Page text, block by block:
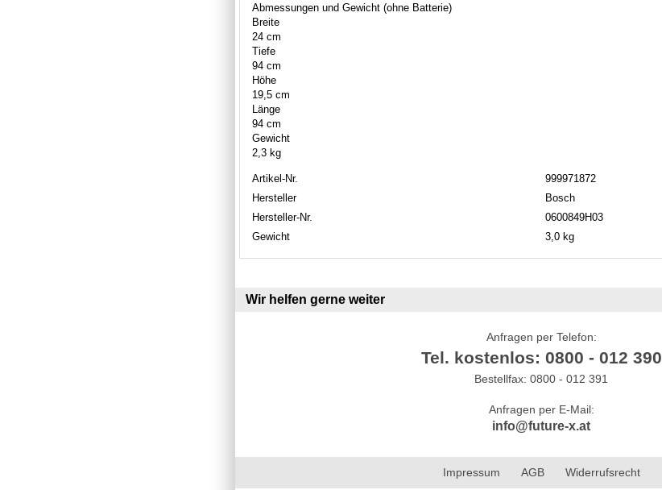
Abmessungen und Gewicht (ohne Batterie)
Breite
24 cm
Tiefe
94 cm
Höhe
19,5 cm
Länge
94 cm
Gewicht
2,3 kg
Artikel-Nr.
999971872
Hersteller
Bosch
Hersteller-Nr.
0600849H03
Gewicht
3,0 kg
Wir helfen gerne weiter
Anfragen per Telefon:
Tel. kostenlos: 0800 - 012 390
Bestellfax: 0800 - 012 391
Anfragen per E-Mail:
info@future-x.at
Impressum AGB Widerrufsrecht